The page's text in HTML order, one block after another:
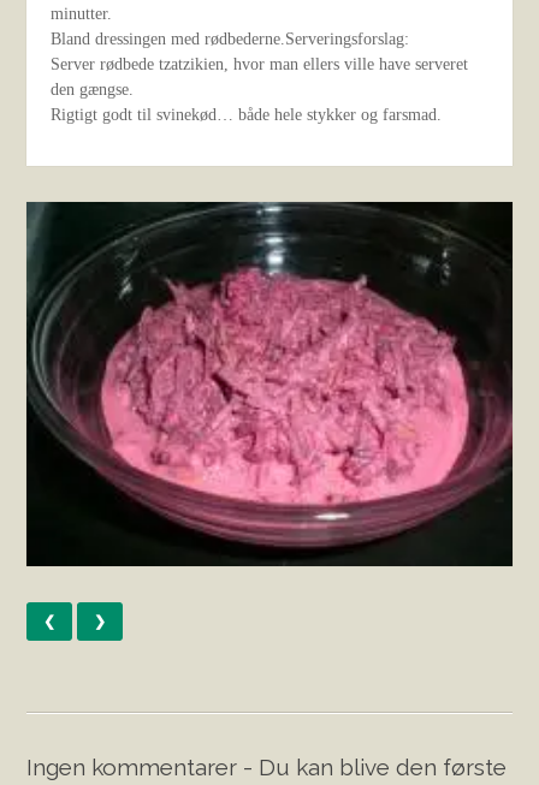
minutter.
Bland dressingen med rødbederne.Serveringsforslag:
Server rødbede tzatzikien, hvor man ellers ville have serveret
den gængse.
Rigtigt godt til svinekød… både hele stykker og farsmad.
❮ ❯
Ingen kommentarer - Du kan blive den første